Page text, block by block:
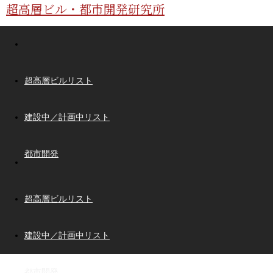
超高層ビル・都市開発研究所
超高層ビルリスト
建設中／計画中リスト
都市開発
超高層ビルリスト
建設中／計画中リスト